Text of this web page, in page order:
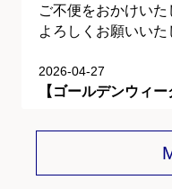
ご不便をおかけい
よろしくお願いいた
2026-04-27
【ゴールデンウィ
平素は格別のご愛
下記期間をゴール